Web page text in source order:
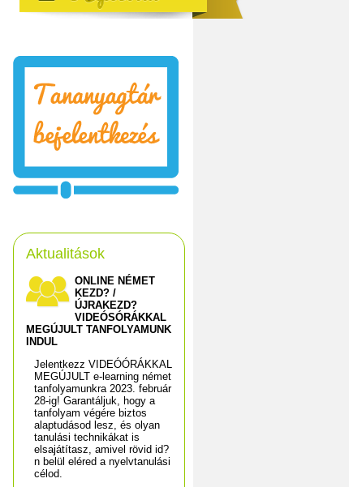
Aktualitások
ONLINE NÉMET
KEZD? /
ÚJRAKEZD?
VIDEÓSÓRÁKKAL
MEGÚJULT TANFOLYAMUNK
INDUL
Jelentkezz VIDEÓÓRÁKKAL
MEGÚJULT e-learning német
tanfolyamunkra 2023. február
28-ig! Garantáljuk, hogy a
tanfolyam végére biztos
alaptudásod lesz, és olyan
tanulási technikákat is
elsajátítasz, amivel rövid id?
n belül eléred a nyelvtanulási
célod.